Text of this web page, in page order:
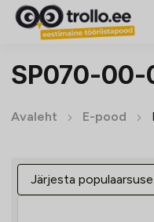
SP070-00-
Avaleht E-pood